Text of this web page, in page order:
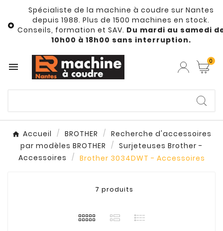

Spécialiste de la machine à coudre sur Nantes
depuis 1988. Plus de 1500 machines en stock.
Conseils, formation et SAV. Du mardi au samedi
10h00 à 18h00 sans interruption.
 0
Accueil BROTHER
Recherche d'accessoires
par modèles BROTHER
Surjeteuses Brother -
Accessoires
Brother 3034DWT - Accessoires
7 produits